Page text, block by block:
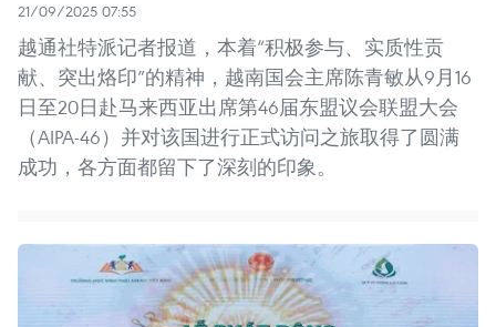
21/09/2025 07:55
越通社特派记者报道，本着“积极参与、实质性贡
献、突出烙印”的精神，越南国会主席陈青敏从9月16
日至20日赴马来西亚出席第46届东盟议会联盟大会
（AIPA-46）并对该国进行正式访问之旅取得了圆满
成功，各方面都留下了深刻的印象。